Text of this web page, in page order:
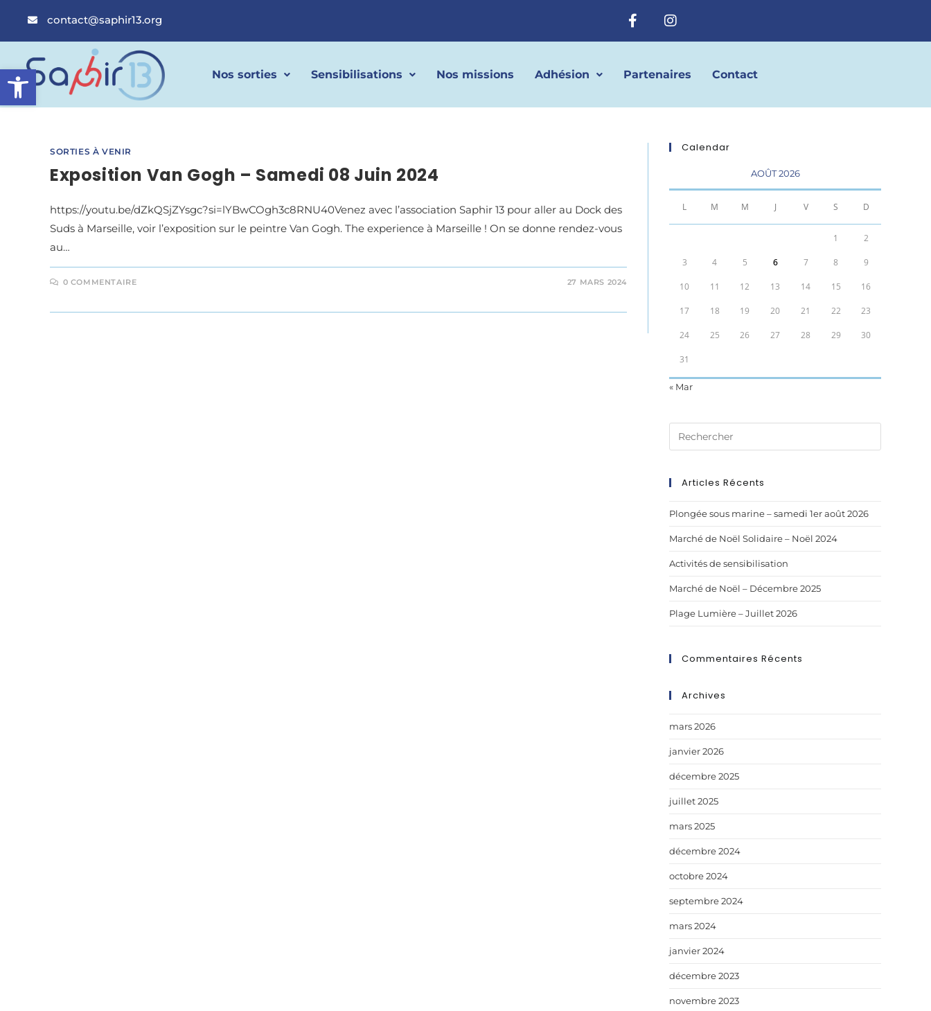
Ouvrir la barre d’outils
contact@saphir13.org
Nos sorties Sensibilisations Nos missions Adhésion Partenaires Contact
SORTIES À VENIR
Exposition Van Gogh – Samedi 08 Juin 2024
https://youtu.be/dZkQSjZYsgc?si=lYBwCOgh3c8RNU40Venez avec l’association Saphir 13 pour aller au Dock des
Suds à Marseille, voir l’exposition sur le peintre Van Gogh. The experience à Marseille ! On se donne rendez-vous
au…
0 COMMENTAIRE 27 MARS 2024
Calendar
AOÛT 2026
L M M J V S D
1 2
3 4 5 6 7 8 9
10 11 12 13 14 15 16
17 18 19 20 21 22 23
24 25 26 27 28 29 30
31
« Mar
Articles Récents
Plongée sous marine – samedi 1er août 2026
Marché de Noël Solidaire – Noël 2024
Activités de sensibilisation
Marché de Noël – Décembre 2025
Plage Lumière – Juillet 2026
Commentaires Récents
Archives
mars 2026
janvier 2026
décembre 2025
juillet 2025
mars 2025
décembre 2024
octobre 2024
septembre 2024
mars 2024
janvier 2024
décembre 2023
novembre 2023